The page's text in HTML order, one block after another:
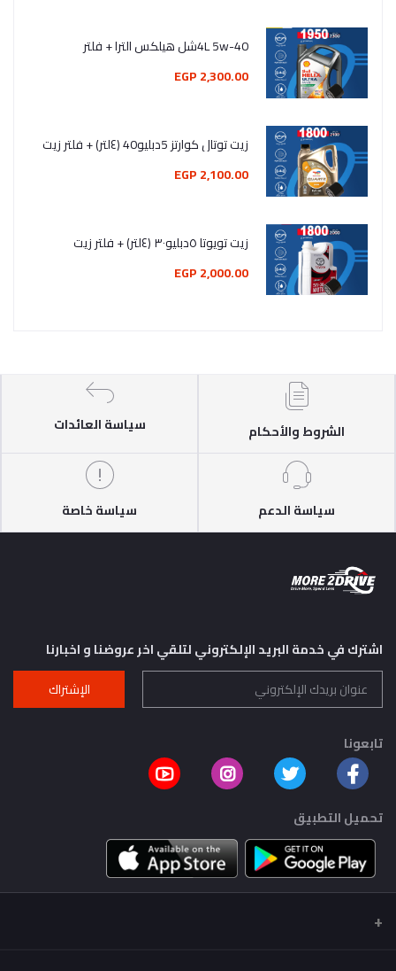
4L 5w-40شل هيلكس الترا + فلتر
2,300.00 EGP
زيت توتال كوارتز 5دبليو40 (٤لتر) + فلتر زيت
2,100.00 EGP
زيت تويوتا ٥دبليو٣٠ (٤لتر) + فلتر زيت
2,000.00 EGP
الشروط والأحكام سياسة العائدات
سياسة الدعم سياسة خاصة
اشترك في خدمة البريد الإلكتروني لتلقي اخر عروضنا و اخبارنا
الإشتراك
تابعونا
تحميل التطبيق